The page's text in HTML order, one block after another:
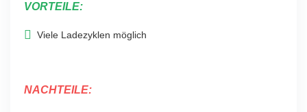
VORTEILE:
Viele Ladezyklen möglich
NACHTEILE: